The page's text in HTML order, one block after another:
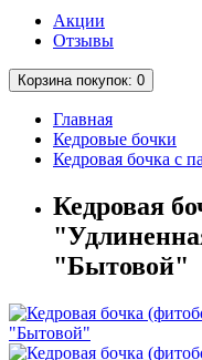
Акции
Отзывы
Корзинапокупок: 0
Главная
Кедровые бочки
Кедровая бочка с
Кедровая
"Бытовой"